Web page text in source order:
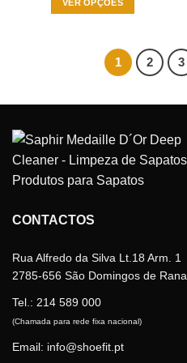
VER OPÇÕES
has
multiple
The
may
be
chosen
product
1 2 3
CONTACTOS
Rua Alfredo da Silva Lt.18 Arm. 1
2785-656 São Domingos de Rana
Tel.: 214 589 000
(Chamada para rede fixa nacional)
Email: info@shoefit.pt